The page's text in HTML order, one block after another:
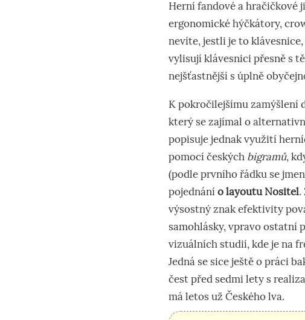
Herní fandové a hračičkové
ergonomické hýčkátory,
nevíte, jestli je to klávesnice,
vylisují klávesnici přesně s
nejšťastnější s úplně
K pokročilejšímu zamýšlení
který se zajímal o
popisuje jednak využití
pomocí českých bigramů,
(podle prvního řádku se
pojednánío layoutu Nositel.
výsostný znak efektivity
samohlásky, vpravo ostatní
vizuálních studií, kde je na
Jedná se sice ještě o práci
čest před sedmi lety s
má letos už Českého lva.